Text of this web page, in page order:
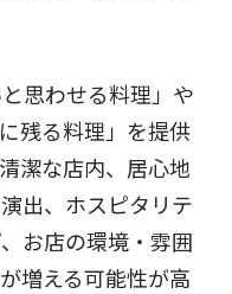
思わせる料理」や
残る料理」を提供
潔な店内、居心地
出、ホスピタリテ
お店の環境・雰囲
増える可能性が高